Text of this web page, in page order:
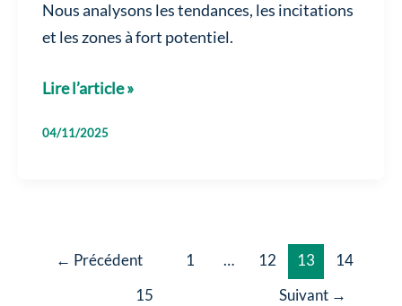
Nous analysons les tendances, les incitations
et les zones à fort potentiel.
Marché
Panaméen
Lire l’article »
04/11/2025
← Précédent 1 … 12 13
14
15
Suivant →